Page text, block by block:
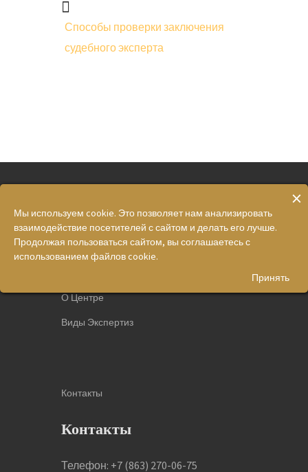
Способы проверки заключения
судебного эксперта
×
Мы используем cookie. Это позволяет нам анализировать
взаимодействие посетителей с сайтом и делать его лучше.
Продолжая пользоваться сайтом, вы соглашаетесь с
использованием файлов cookie.
Принять
Меню
О Центре
Виды Экспертиз
Контакты
Контакты
Телефон: +7 (863) 270-06-75